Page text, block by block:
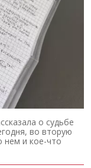
о судьбе
во вторую
нем и кое-что